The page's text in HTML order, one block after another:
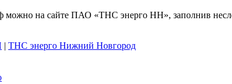
можно на сайте ПАО «ТНС энерго НН», заполнив
| ТНС энерго Нижний Новгород